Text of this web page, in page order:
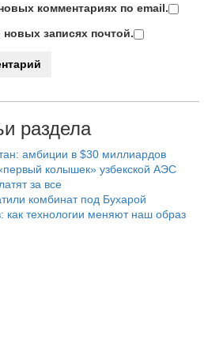
комментариях по email.
записях почтой.
раздела
амбиции в $30 миллиардов
колышек» узбекской АЭС
за все
комбинат под Бухарой
как технологии меняют наш образ